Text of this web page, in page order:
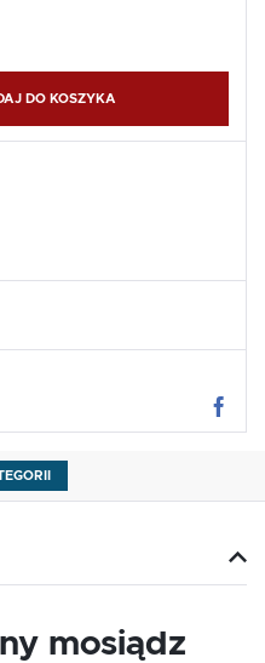
DO KOSZYKA
mosiądz